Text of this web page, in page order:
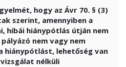
hogy az Ávr 70. § (3)
szerint, amennyiben a
hibái hiánypótlás útján nem
nem vagy nem
hiánypótlást, lehetőség van
nélküli